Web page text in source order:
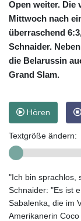
Open weiter. Die
Mittwoch nach
überraschend
Schnaider.
die Belarussin
Grand Slam.
Hören
Textgröße ändern:
"Ich bin sprachlos,
Schnaider: "Es ist
Sabalenka, die im
Amerikanerin